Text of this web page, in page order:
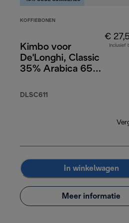
KOFFIEBONEN
Kimbo voor
De'Longhi, Classic
35% Arabica 65%
DLSC611
€
Inclusief
In winkelwagen
Meer informatie